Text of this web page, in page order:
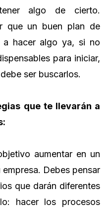
algo de cierto.
que un buen plan de
a hacer algo ya, si no
para iniciar,
ser buscarlos.
que te llevarán a
aumentar en un
Debes pensar
que darán diferentes
hacer los procesos